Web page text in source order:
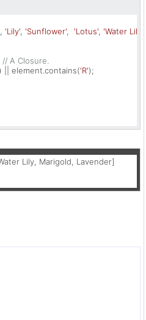
, 'Lily', 'Sunflower', 'Lotus', 'Water Lily'
// A Closure.
) || element.contains('R');
Lily, Marigold, Lavender]